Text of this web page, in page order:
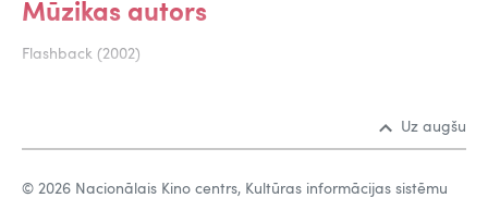
Mūzikas autors
Flashback (2002)
Uz augšu
© 2026 Nacionālais Kino centrs, Kultūras informācijas sistēmu